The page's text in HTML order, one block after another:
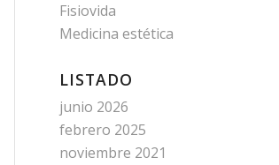
Fisiovida
Medicina estética
LISTADO
junio 2026
febrero 2025
noviembre 2021